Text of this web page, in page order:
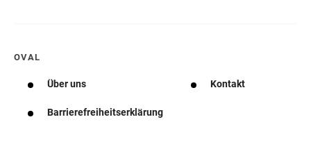
OVAL
Über uns Kontakt
Barrierefreiheitserklärung